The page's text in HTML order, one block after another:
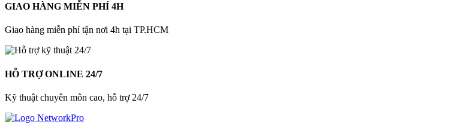
GIAO HÀNG MIỄN PHÍ 4H
Giao hàng miễn phí tận nơi 4h tại TP.HCM
HỖ TRỢ ONLINE 24/7
Kỹ thuật chuyên môn cao, hỗ trợ 24/7